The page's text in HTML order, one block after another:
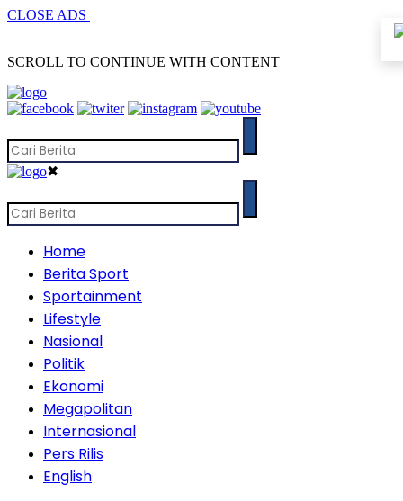
CLOSE ADS
SCROLL TO CONTINUE WITH CONTENT
✖
Home
Berita Sport
Sportainment
Lifestyle
Nasional
Politik
Ekonomi
Megapolitan
Internasional
Pers Rilis
English